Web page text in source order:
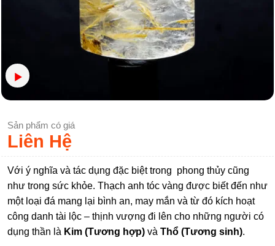
Sản phẩm có giá
Liên Hệ
Với ý nghĩa và tác dụng đặc biệt trong phong thủy cũng
như trong sức khỏe. Thạch anh tóc vàng được biết đến như
một loại đá mang lại bình an, may mắn và từ đó kích hoạt
công danh tài lộc – thịnh vượng đi lên cho những người có
dụng thần là Kim (Tương hợp) và Thổ (Tương sinh).